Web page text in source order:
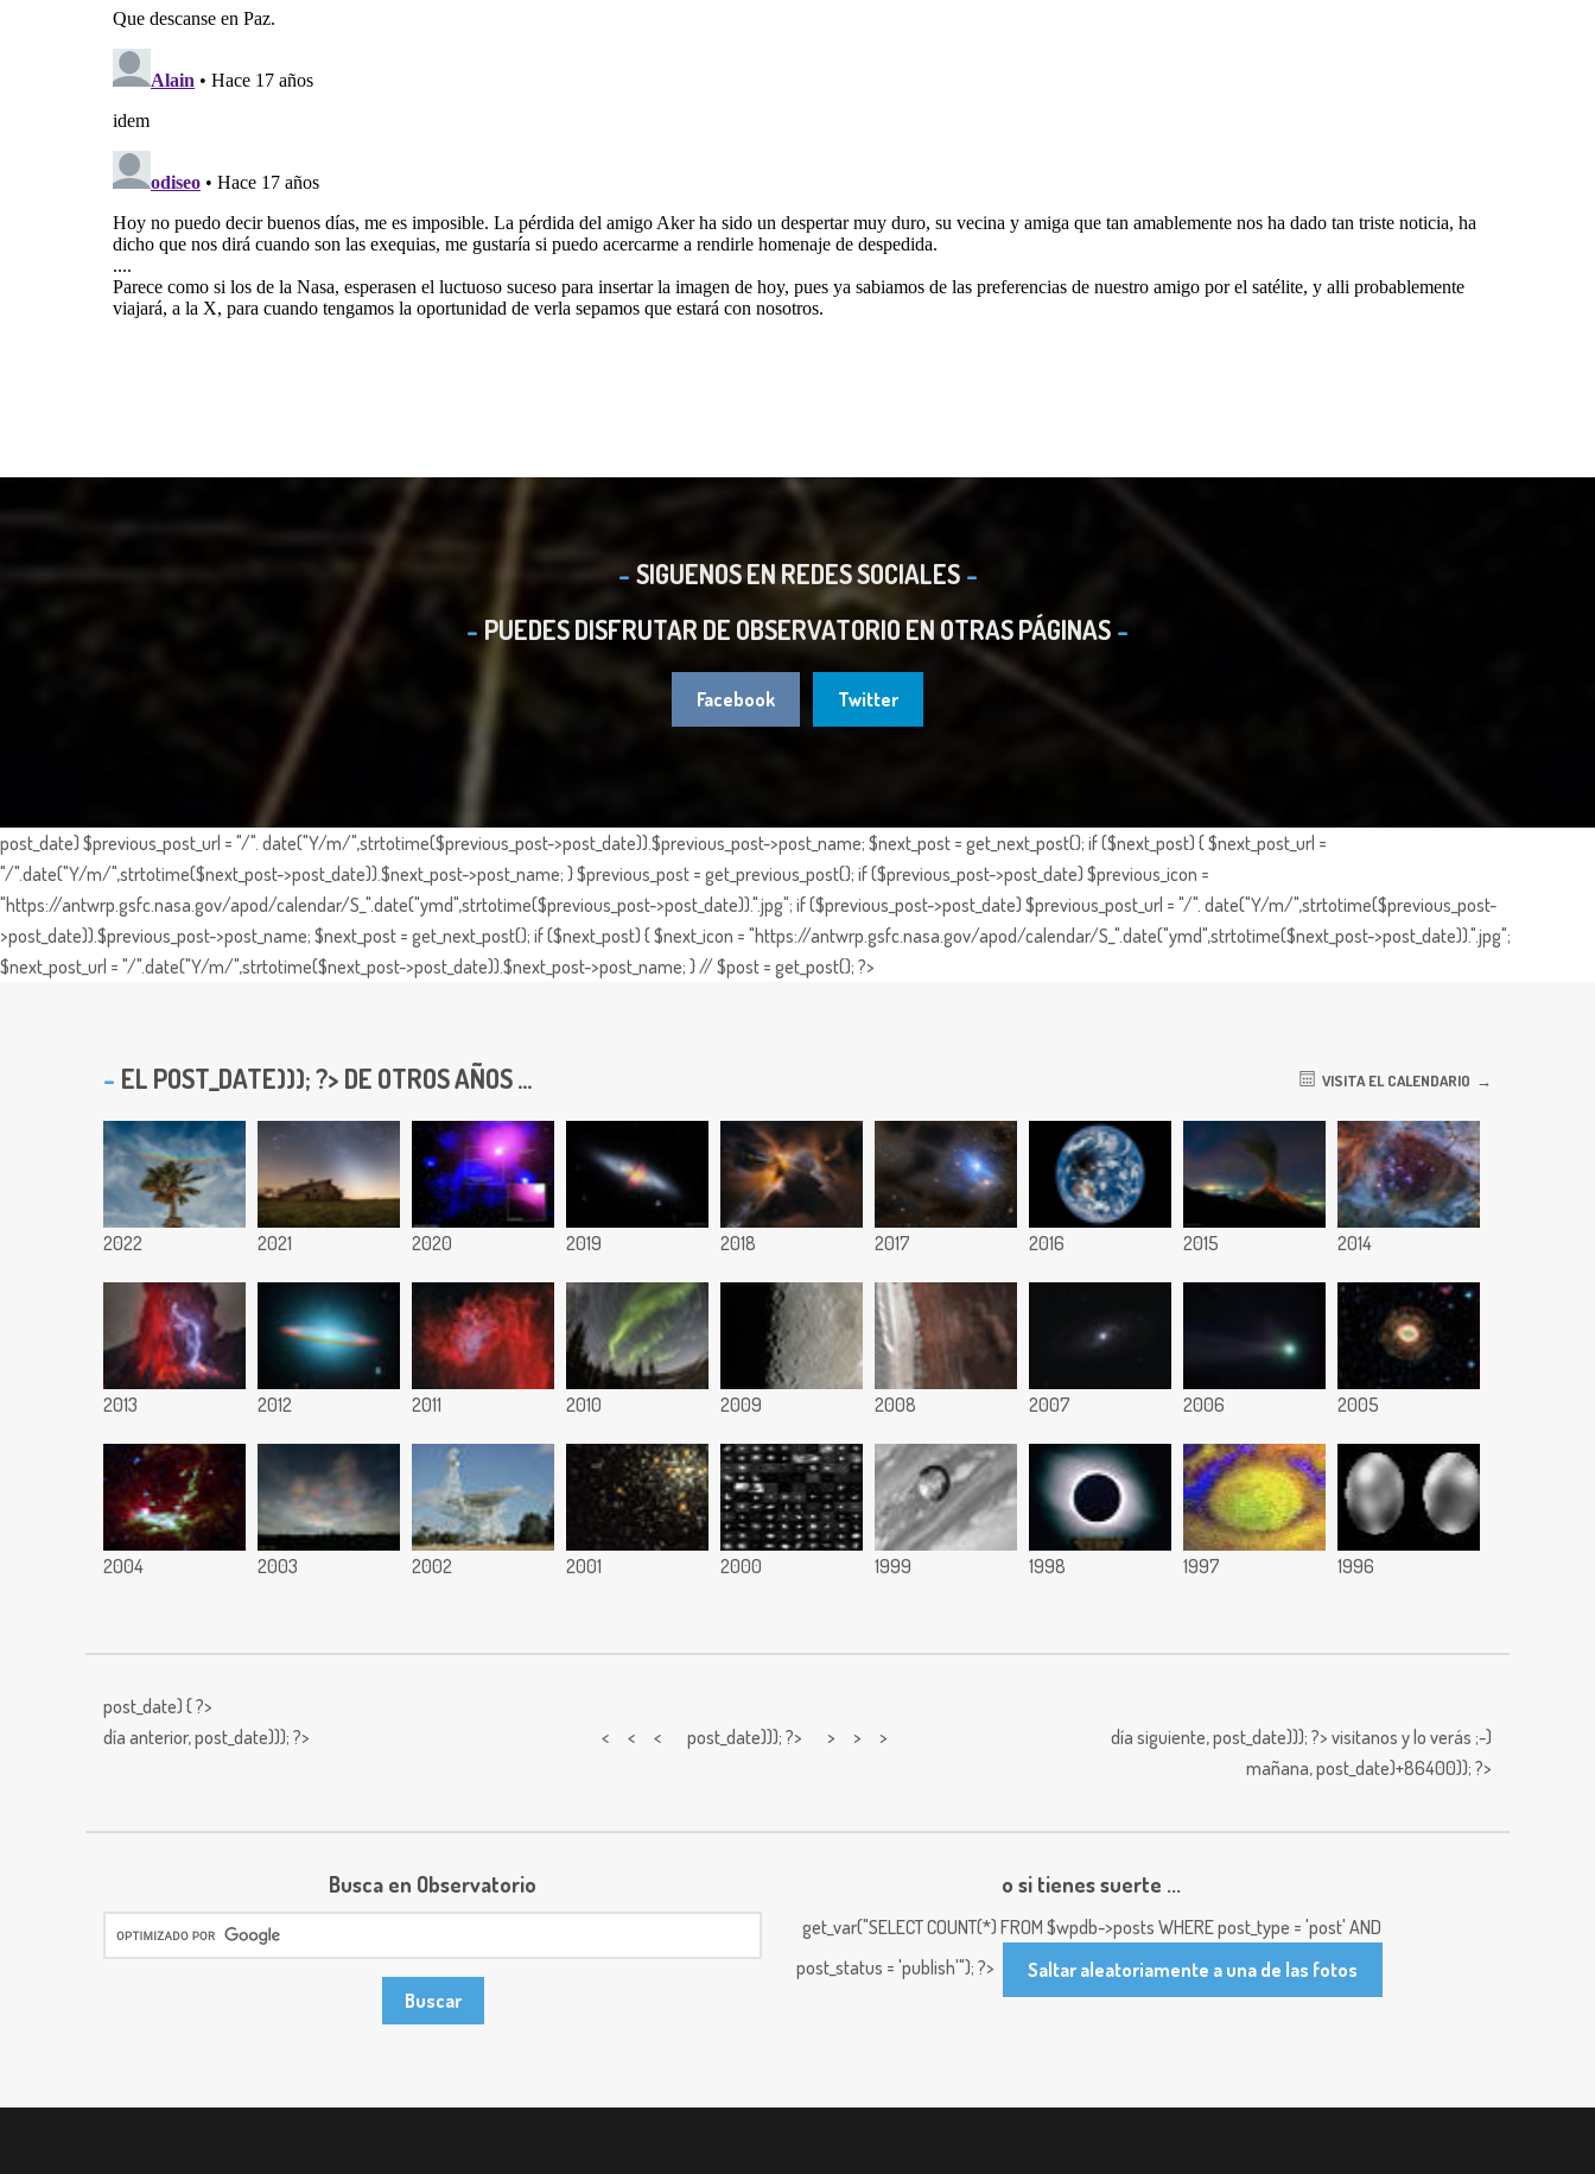
SIGUENOS EN REDES SOCIALES
PUEDES DISFRUTAR DE OBSERVATORIO EN OTRAS PÁGINAS
Facebook Twitter
post_date) $previous_post_url = "/". date("Y/m/",strtotime($previous_post->post_date)).$previous_post->post_name; $next_post = get_next_post(); if ($next_post) { $next_post_url =
"/".date("Y/m/",strtotime($next_post->post_date)).$next_post->post_name; } $previous_post = get_previous_post(); if ($previous_post->post_date) $previous_icon =
"https://antwrp.gsfc.nasa.gov/apod/calendar/S_".date("ymd",strtotime($previous_post->post_date)).".jpg"; if ($previous_post->post_date) $previous_post_url = "/". date("Y/m/",strtotime($previous_post-
>post_date)).$previous_post->post_name; $next_post = get_next_post(); if ($next_post) { $next_icon = "https://antwrp.gsfc.nasa.gov/apod/calendar/S_".date("ymd",strtotime($next_post->post_date)).".jpg";
$next_post_url = "/".date("Y/m/",strtotime($next_post->post_date)).$next_post->post_name; } // $post = get_post(); ?>
EL POST_DATE))); ?> DE OTROS AÑOS ... VISITA EL CALENDARIO
2022 2021 2020 2019 2018 2017 2016 2015 2014
2013 2012 2011 2010 2009 2008 2007 2006 2005
2004 2003 2002 2001 2000 1999 1998 1997 1996
post_date) { ?>
día anterior,post_date))); ?> < < < post_date))); ?> > > > día siguiente,post_date))); ?> visitanos y lo verás ;-)
mañana,post_date)+86400)); ?>
Busca en Observatorio o si tienes suerte ...
get_var("SELECT COUNT(*) FROM $wpdb->posts WHERE post_type = 'post' AND
post_status = 'publish'"); ?>
Saltar aleatoriamente a una de las fotos